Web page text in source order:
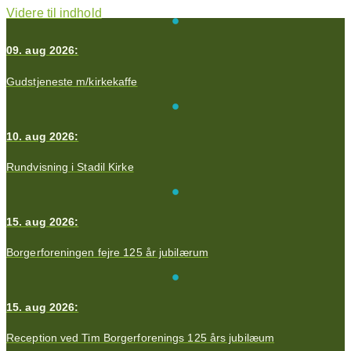
Videre til indhold
09. aug 2026:
Gudstjeneste m/kirkekaffe
10. aug 2026:
Rundvisning i Stadil Kirke
15. aug 2026:
Borgerforeningen fejre 125 år jubilærum
15. aug 2026:
Reception ved Tim Borgerforenings 125 års jubilæum